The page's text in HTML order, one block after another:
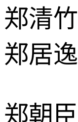
郑清
郑居逸
郑朝